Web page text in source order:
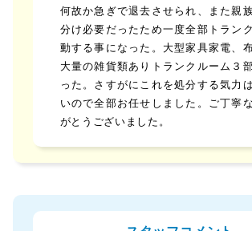
何故か急ぎで退去させられ、また親
分け必要だったため一度全部トラン
動する事になった。大型家具家電、布
大量の雑貨類ありトランクルーム３
った。さすがにこれを処分する気力
いので全部お任せしました。ご丁寧
がとうございました。